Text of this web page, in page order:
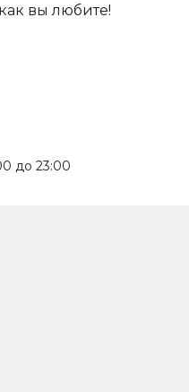
вы любите!
до 23:00